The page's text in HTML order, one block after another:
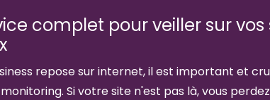
complet pour veiller sur vos
repose sur internet, il est important et
Si votre site n'est pas là, vous